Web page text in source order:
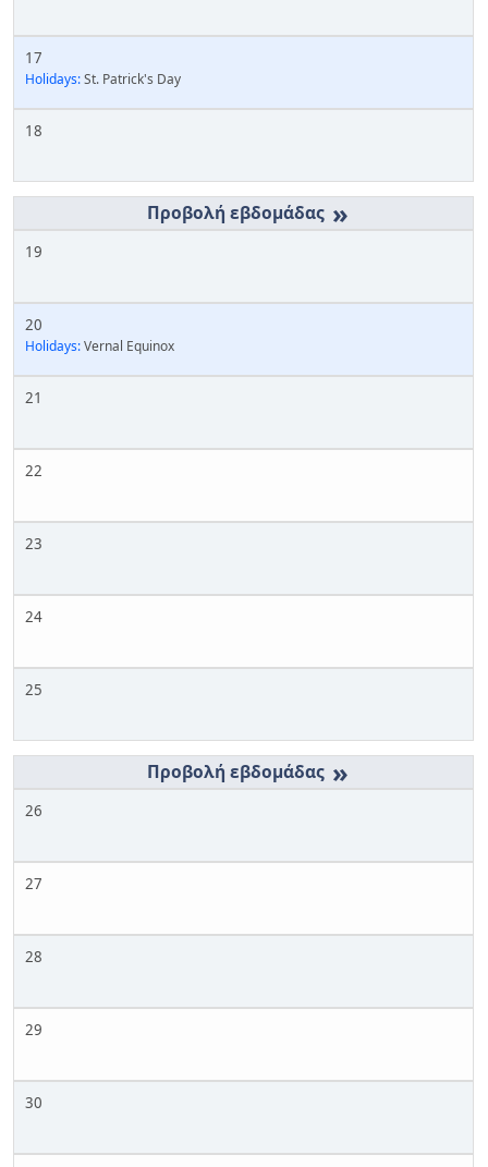
17
Holidays:St. Patrick's Day
18
»
19
20
Holidays:Vernal Equinox
21
22
23
24
25
»
26
27
28
29
30